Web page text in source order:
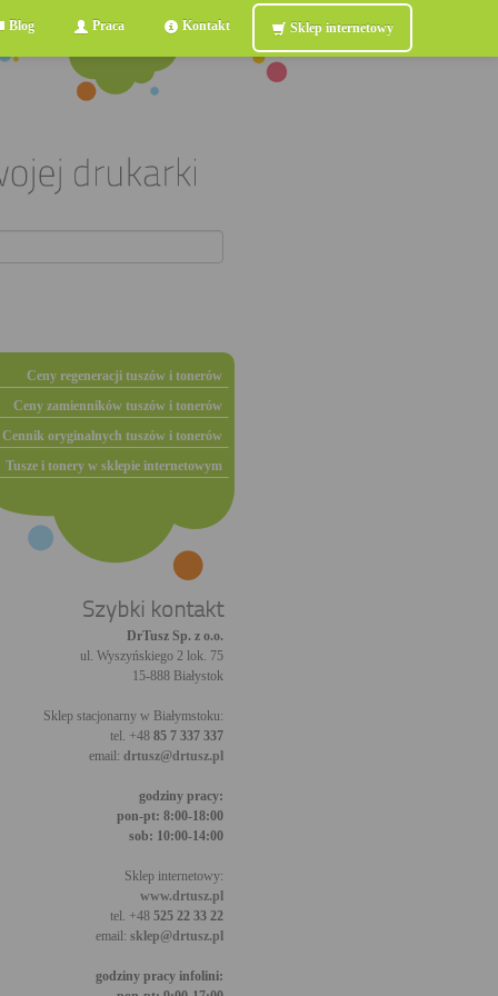
Blog Praca Kontakt Sklep internetowy
Ceny regeneracji tuszów i tonerów
Ceny zamienników tuszów i tonerów
Cennik oryginalnych tuszów i tonerów
Tusze i tonery w sklepie internetowym
Szybki kontakt
DrTusz Sp. z o.o.
ul. Wyszyńskiego 2 lok. 75
15-888 Białystok
Sklep stacjonarny w Białymstoku:
tel. +48 85 7 337 337
email: drtusz@drtusz.pl
godziny pracy:
pon-pt: 8:00-18:00
sob: 10:00-14:00
Sklep internetowy:
www.drtusz.pl
tel. +48 525 22 33 22
email: sklep@drtusz.pl
godziny pracy infolini: